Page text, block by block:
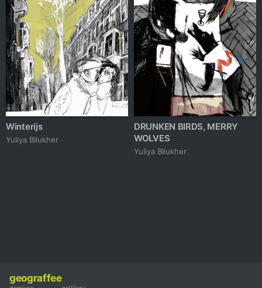
Winterijs
Yuliya Bliukher
DRUNKEN BIRDS, MERRY
WOLVES
Yuliya Bliukher
geograffee